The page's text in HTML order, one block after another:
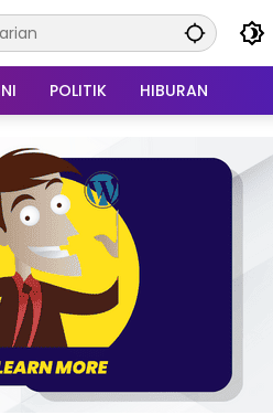
POLITIK HIBURAN